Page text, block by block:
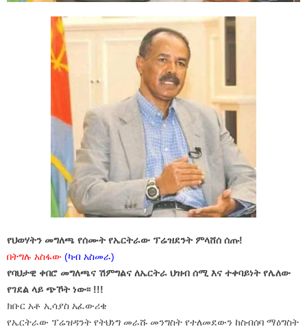
የህወሃትን መግለጫ የሰሙት የኤርትራው ፕሬዝደንት ምላሸሰ ሰጡ!
በትግሉ አስፋው (ካብ አስመራ)
የባህታዊ ቀበሮ መግለጫና ሽምግልና ለኤርትራ ህዝብ ሰሚ እና ተቀባይነት የሌለው
የገደል ላይ ጭኾት ነው፡፡ !!!
ክቡር አቶ ኢሳያስ አፈውሪቄ
የኤርትራው ፕሬዝዳንት የትህነግ መራሹ መንግስት የተለመደውን ከስብሰባ ማዕግስት